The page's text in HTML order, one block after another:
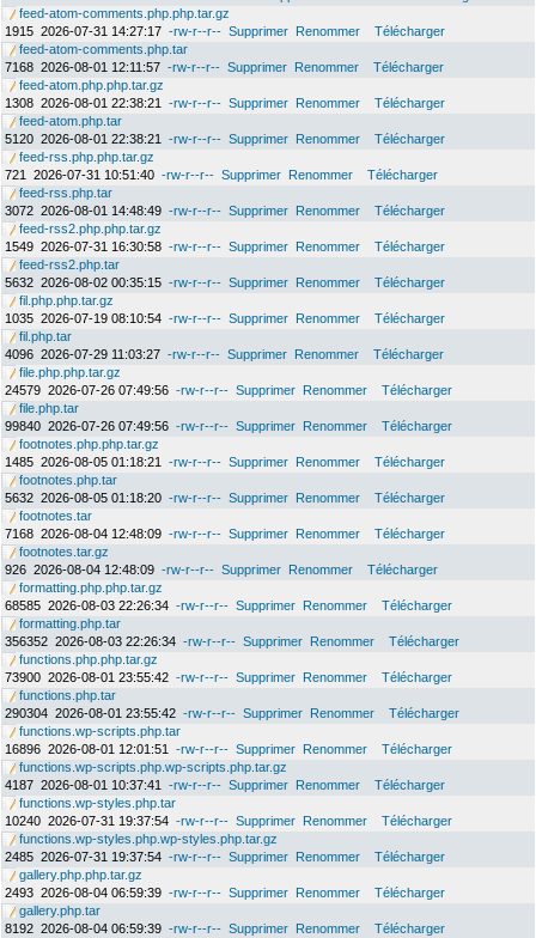
feed-atom-comments.php.php.tar.gz
1915 2026-07-31 14:27:17 -rw-r--r-- Supprimer Renommer
Télécharger
feed-atom-comments.php.tar
7168 2026-08-01 12:11:57 -rw-r--r-- Supprimer Renommer
Télécharger
feed-atom.php.php.tar.gz
1308 2026-08-01 22:38:21 -rw-r--r-- Supprimer Renommer
Télécharger
feed-atom.php.tar
5120 2026-08-01 22:38:21 -rw-r--r-- Supprimer Renommer
Télécharger
feed-rss.php.php.tar.gz
721
2026-07-31 10:51:40 -rw-r--r-- Supprimer Renommer
Télécharger
feed-rss.php.tar
3072 2026-08-01 14:48:49 -rw-r--r-- Supprimer Renommer
Télécharger
feed-rss2.php.php.tar.gz
1549 2026-07-31 16:30:58 -rw-r--r-- Supprimer Renommer
Télécharger
feed-rss2.php.tar
5632 2026-08-02 00:35:15 -rw-r--r-- Supprimer Renommer
Télécharger
fil.php.php.tar.gz
1035 2026-07-19 08:10:54 -rw-r--r-- Supprimer Renommer
Télécharger
fil.php.tar
4096 2026-07-29 11:03:27 -rw-r--r-- Supprimer Renommer
Télécharger
file.php.php.tar.gz
24579 2026-07-26 07:49:56 -rw-r--r-- Supprimer Renommer
Télécharger
file.php.tar
99840 2026-07-26 07:49:56 -rw-r--r-- Supprimer Renommer
Télécharger
footnotes.php.php.tar.gz
1485 2026-08-05 01:18:21 -rw-r--r-- Supprimer Renommer
Télécharger
footnotes.php.tar
5632 2026-08-05 01:18:20 -rw-r--r-- Supprimer Renommer
Télécharger
footnotes.tar
7168 2026-08-04 12:48:09 -rw-r--r-- Supprimer Renommer
Télécharger
footnotes.tar.gz
926 2026-08-04 12:48:09 -rw-r--r-- Supprimer Renommer
Télécharger
formatting.php.php.tar.gz
68585 2026-08-03 22:26:34 -rw-r--r-- Supprimer Renommer
Télécharger
formatting.php.tar
356352 2026-08-03 22:26:34 -rw-r--r-- Supprimer Renommer
Télécharger
functions.php.php.tar.gz
73900 2026-08-01 23:55:42 -rw-r--r-- Supprimer Renommer
Télécharger
functions.php.tar
290304 2026-08-01 23:55:42 -rw-r--r-- Supprimer Renommer
Télécharger
functions.wp-scripts.php.tar
16896 2026-08-01 12:01:51 -rw-r--r-- Supprimer Renommer
Télécharger
functions.wp-scripts.php.wp-scripts.php.tar.gz
4187 2026-08-01 10:37:41 -rw-r--r-- Supprimer Renommer
Télécharger
functions.wp-styles.php.tar
10240 2026-07-31 19:37:54 -rw-r--r-- Supprimer Renommer
Télécharger
functions.wp-styles.php.wp-styles.php.tar.gz
2485 2026-07-31 19:37:54 -rw-r--r-- Supprimer Renommer
Télécharger
gallery.php.php.tar.gz
2493 2026-08-04 06:59:39 -rw-r--r-- Supprimer Renommer
Télécharger
gallery.php.tar
8192 2026-08-04 06:59:39 -rw-r--r-- Supprimer Renommer
Télécharger